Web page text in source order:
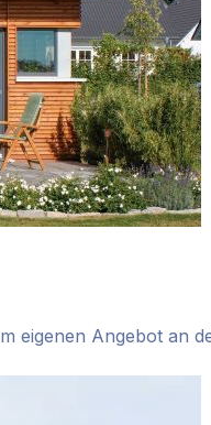
eigenen Angebot an